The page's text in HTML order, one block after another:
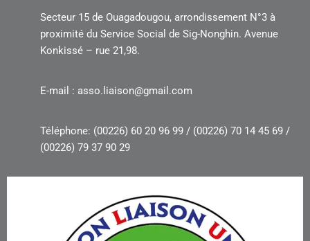
Secteur 15 de Ouagadougou, arrondissement N°3 à
proximité du Service Social de Sig-Nonghin. Avenue
Konkissé – rue 21,98.
E-mail : asso.liaison@gmail.com
Téléphone: (00226) 60 20 96 99 / (00226) 70 14 45 69 /
(00226) 79 37 90 29